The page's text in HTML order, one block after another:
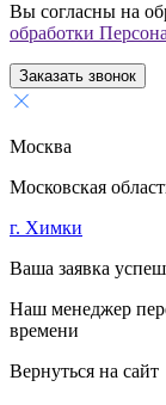
Вы согласны на
обработки
Заказать звонок
Москва
Московская
г. Химки
Ваша заявка
Наш менеджер
времени
Вернуться на сайт